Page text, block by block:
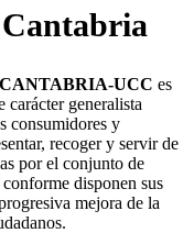
UCC es
carácter generalista
consumidores y
recoger y servir de
por el conjunto de
disponen sus
mejora de la